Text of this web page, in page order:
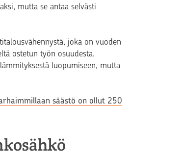
mutta se antaa selvästi
joka on vuoden
ostetun työn osuudesta.
luopumiseen, mutta
säästö on ollut 250